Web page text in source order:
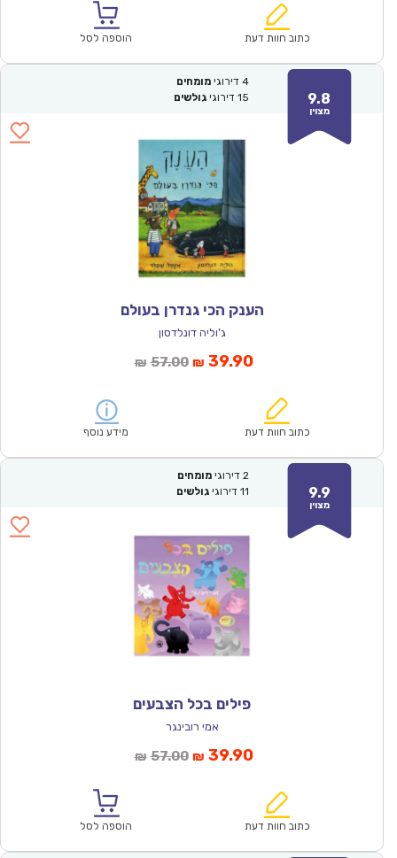
₪60.00.
הוא:
כתוב חוות דעת הוספה לסל
9.8
מצוין
4 דירוגי מומחים
15 דירוגי גולשים
הענק הכי גנדרן בעולם
ג'וליה דונלדסון
₪ 57.00המחיר
₪57.00.
₪ 39.90המחיר
הוא:
כתוב חוות דעת מידע נוסף
9.9
מצוין
2 דירוגי מומחים
11 דירוגי גולשים
פילים בכל הצבעים
אמי רובינגר
₪ 57.00המחיר
₪57.00.
₪ 39.90המחיר
הוא:
כתוב חוות דעת הוספה לסל